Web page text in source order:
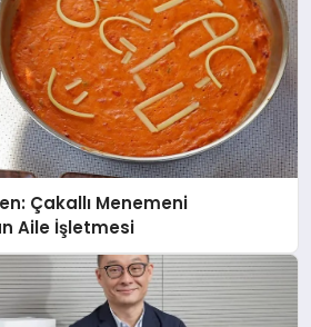
Çakallı Menemeni
Aile İşletmesi